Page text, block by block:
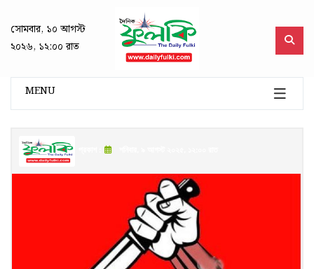
সোমবার, ১০ আগস্ট
২০২৬, ১২:০০ রাত
MENU